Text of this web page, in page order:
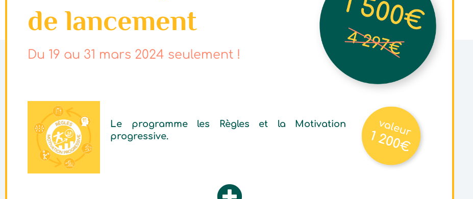
de lancement
Du 19 au 31 mars 2024 seulement !
Le programme les Règles et la Motivation
progressive.